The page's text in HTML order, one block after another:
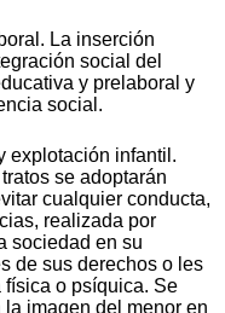
La inserción
social del
y prelaboral y
social.
infantil.
se adoptarán
cualquier conducta,
realizada por
sociedad en su
de sus derechos o les
o psíquica. Se
imagen del menor en